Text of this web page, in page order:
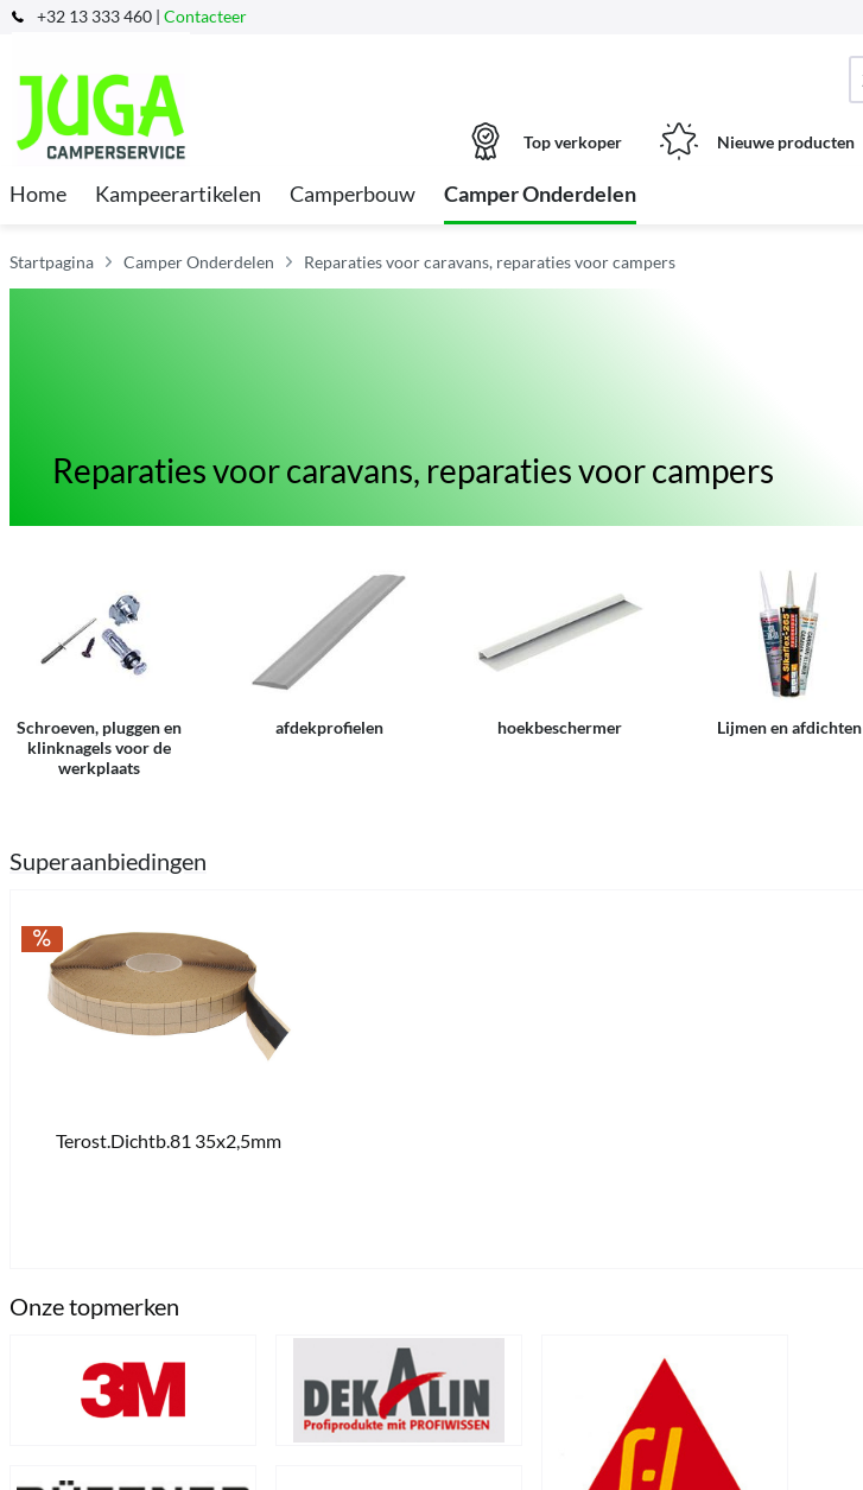
+32 13 333 460 | Contacteer
Top verkoper Nieuwe producten
Home Kampeerartikelen Camperbouw Camper Onderdelen
Startpagina Camper Onderdelen Reparaties voor caravans, reparaties voor campers
Reparaties voor caravans, reparaties voor campers
Schroeven, pluggen en
klinknagels voor de
werkplaats
afdekprofielen hoekbeschermer Lijmen en afdichten
Superaanbiedingen
Terost.Dichtb.81 35x2,5mm
Onze topmerken